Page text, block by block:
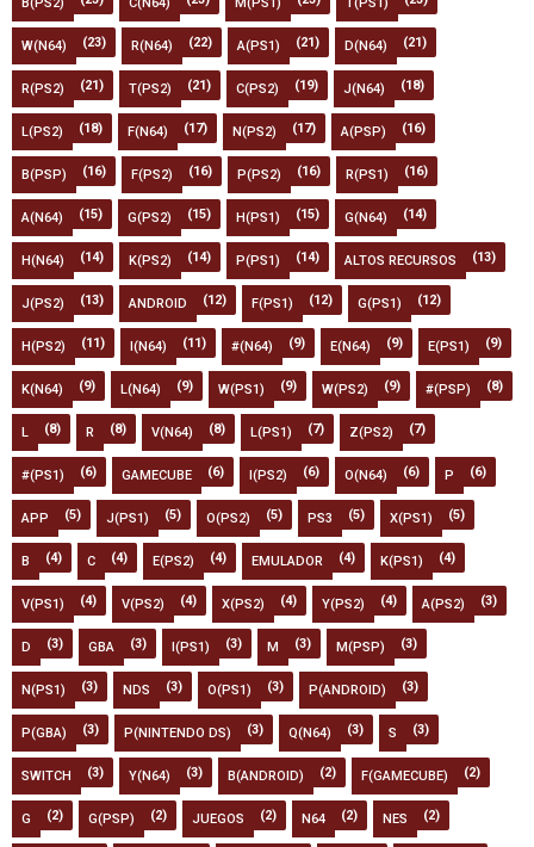
W(N64) (23) R(N64) (22) A(PS1) (21) D(N64) (21)
R(PS2) (21) T(PS2) (21) C(PS2) (19) J(N64) (18)
L(PS2) (18) F(N64) (17) N(PS2) (17) A(PSP) (16)
B(PSP) (16) F(PS2) (16) P(PS2) (16) R(PS1) (16)
A(N64) (15) G(PS2) (15) H(PS1) (15) G(N64) (14)
H(N64) (14) K(PS2) (14) P(PS1) (14) ALTOS RECURSOS (13)
J(PS2) (13) ANDROID (12) F(PS1) (12) G(PS1) (12)
H(PS2) (11) I(N64) (11) #(N64) (9) E(N64) (9) E(PS1) (9)
K(N64) (9) L(N64) (9) W(PS1) (9) W(PS2) (9) #(PSP) (8)
L (8) R (8) V(N64) (8) L(PS1) (7) Z(PS2) (7)
#(PS1) (6) GAMECUBE (6) I(PS2) (6) O(N64) (6) P (6)
APP (5) J(PS1) (5) O(PS2) (5) PS3 (5) X(PS1) (5)
B (4) C (4) E(PS2) (4) EMULADOR (4) K(PS1) (4)
V(PS1) (4) V(PS2) (4) X(PS2) (4) Y(PS2) (4) A(PS2) (3)
D (3) GBA (3) I(PS1) (3) M (3) M(PSP) (3)
N(PS1) (3) NDS (3) O(PS1) (3) P(ANDROID) (3)
P(GBA) (3) P(NINTENDO DS) (3) Q(N64) (3) S (3)
SWITCH (3) Y(N64) (3) B(ANDROID) (2) F(GAMECUBE) (2)
G (2) G(PSP) (2) JUEGOS (2) N64 (2) NES (2)